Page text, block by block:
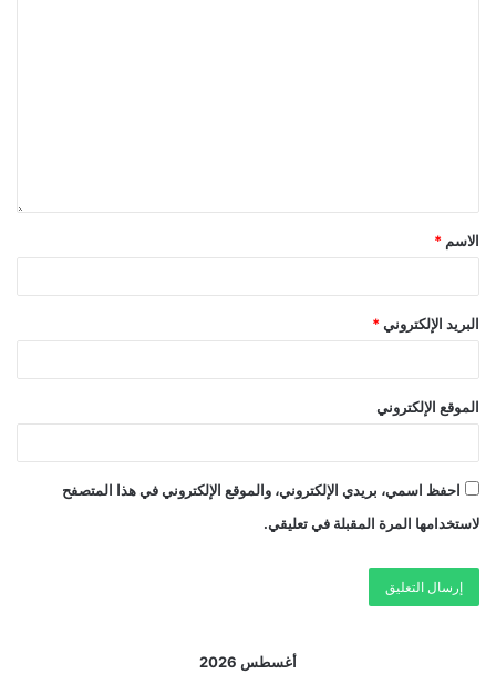
الاسم *
البريد الإلكتروني *
الموقع الإلكتروني
احفظ اسمي، بريدي الإلكتروني، والموقع الإلكتروني في هذا المتصفح
لاستخدامها المرة المقبلة في تعليقي.
أغسطس 2026